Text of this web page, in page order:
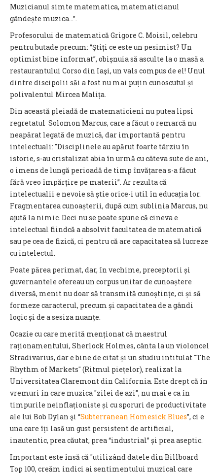
Muzicianul simte matematica, matematicianul
gândește muzica…”.
Profesorului de matematică Grigore C. Moisil, celebru
pentru butade precum: “Știți ce este un pesimist? Un
optimist bine informat”, obișnuia să asculte la o masă a
restaurantului Corso din Iaşi, un vals compus de el! Unul
dintre discipolii săi a fost nu mai puțin cunoscutul și
polivalentul Mircea Malița.
Din această pleiadă de matematicieni nu putea lipsi
regretatul Solomon Marcus, care a făcut o remarcă nu
neapărat legată de muzică, dar importantă pentru
intelectuali: "Disciplinele au apărut foarte târziu în
istorie, s-au cristalizat abia în urmă cu câteva sute de ani,
o imens de lungă perioadă de timp învățarea s-a făcut
fără vreo împărțire pe materii”. Ar rezulta că
intelectualii e nevoie să știe orice-i util în educația lor.
Fragmentarea cunoașterii, după cum sublinia Marcus, nu
ajută la nimic. Deci nu se poate spune că cineva e
intelectual fiindcă a absolvit facultatea de matematică
sau pe cea de fizică, ci pentru că are capacitatea să lucreze
cu intelectul.
Poate părea perimat, dar, în vechime, preceptorii și
guvernantele ofereau un corpus unitar de cunoaștere
diversă, menit nu doar să transmită cunoștințe, ci și să
formeze caracterul, precum și capacitatea de a gândi
logic și de a sesiza nuanțe.
Ocazie cu care merită menționat că maestrul
raționamentului, Sherlock Holmes, cânta la un violoncel
Stradivarius, dar e bine de citat și un studiu intitulat "The
Rhythm of Markets" (Ritmul piețelor), realizat la
Universitatea Claremont din California. Este drept că în
vremuri în care muzica "zilei de azi”, nu mai e ca în
timpurile neinflaționiste și cu sporuri de productivitate
ale lui Bob Dylan şi “Subterranean Homesick Blues”, ci e
una care îți lasă un gust persistent de artificial,
inautentic, prea căutat, prea “industrial” și prea aseptic.
Important este însă că "utilizând datele din Billboard
Top 100, creăm indici ai sentimentului muzical care